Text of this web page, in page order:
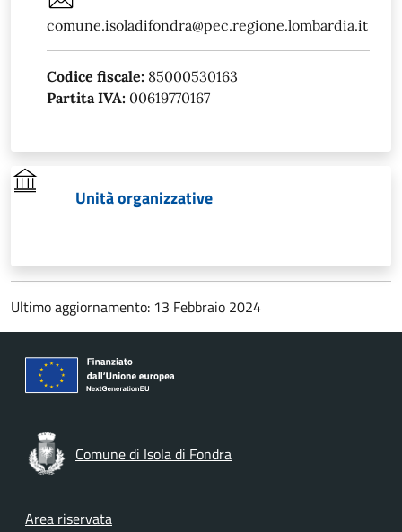
comune.isoladifondra@pec.regione.lombardia.it
Codice fiscale: 85000530163
Partita IVA: 00619770167
Unità organizzative
Ultimo aggiornamento: 13 Febbraio 2024
Comune di Isola di Fondra
Footer menu
Area riservata